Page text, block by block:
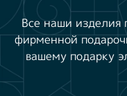
Все наши изделия
фирменной
вашему подарку